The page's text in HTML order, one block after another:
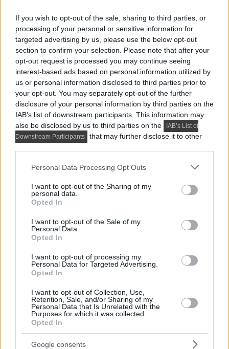
If you wish to opt-out of the sale, sharing to third parties, or
processing of your personal or sensitive information for
targeted advertising by us, please use the below opt-out
section to confirm your selection. Please note that after your
opt-out request is processed you may continue seeing
interest-based ads based on personal information utilized by
us or personal information disclosed to third parties prior to
your opt-out. You may separately opt-out of the further
disclosure of your personal information by third parties on the
IAB’s list of downstream participants. This information may
also be disclosed by us to third parties on the
IAB’s List of
Downstream Participants
that may further disclose it to other
Please note that this website/app uses one or more Google
not limited to your visit or usage behaviour. You may click to
grant or deny consent to Google and its third-party tags to
use your data for below specified purposes in below Google
consent section.
Personal Data Processing Opt Outs
I want to opt-out of the Sharing of my
personal data.
Opted In
I want to opt-out of the Sale of my
Personal Data.
Opted In
I want to opt-out of processing my
Personal Data for Targeted Advertising.
Opted In
I want to opt-out of Collection, Use,
Retention, Sale, and/or Sharing of my
Personal Data that Is Unrelated with the
Purposes for which it was collected.
Opted In
Google consents
Következő cikk
Kétszemélyes gyerekszoba berendezés ötletek –
TUMIDEI
Hírek
Ezek a cikkek is érdekelhetnek:
Edukációs hőszigetelési „mini showt” indított a
Mapei
Négyrészes edukációs videósorozatot indított a Mapei
Kft., hogy segítsen eligazodni a hőszigetelési...